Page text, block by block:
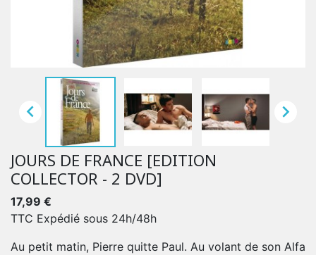
 
JOURS DE FRANCE [EDITION
COLLECTOR - 2 DVD]
17,99 €
TTC Expédié sous 24h/48h
Au petit matin, Pierre quitte Paul. Au volant de son Alfa